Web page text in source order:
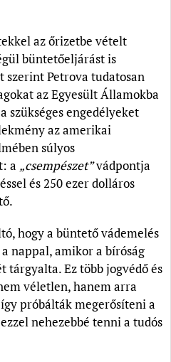
az őrizetbe vételt
büntetőeljárást is
Petrova tudatosan
az Egyesült Államokba
szükséges engedélyeket
az amerikai
súlyos
a „csempészet”vádpontja
és 250 ezer dolláros
hogy a büntető vádemelés
nappal, amikor a bíróság
tárgyalta. Ez több jogvédő és
véletlen, hanem arra
próbálták megerősíteni a
nehezebbé tenni a tudós